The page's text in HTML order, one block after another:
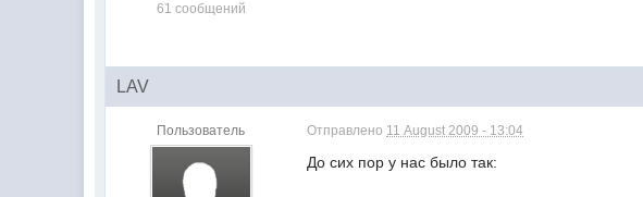
61 сообщений
LAV
Пользователь Отправлено 11 August 2009 - 13:04
До сих пор у нас было так: